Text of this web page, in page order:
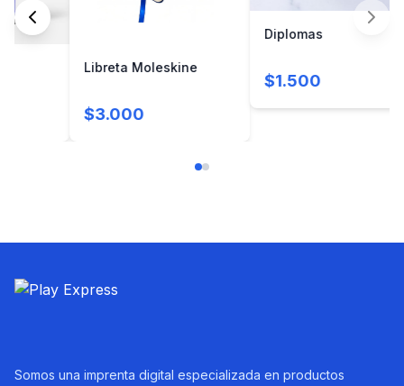
Libreta Moleskine
$3.000
Diplomas
$1.500
Somos una imprenta digital especializada en productos